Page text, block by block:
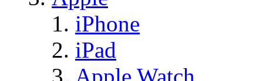
iPhone
iPad